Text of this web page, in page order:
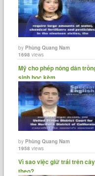
byPhùng Quang Nam
1698 views
Mỹ cho phép nông dân
sinh học kèm......
byPhùng Quang Nam
1958 views
Vì sao việc giữ trái trên
theo?......